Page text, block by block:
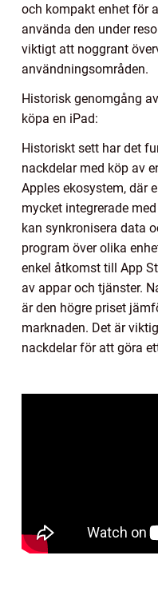
och kompakt enhet för
använda den under
viktigt att noggrant
användningsområden.
Historisk genomgång
köpa en iPad:
Historiskt sett har det
nackdelar med köp av
Apples ekosystem, där
mycket integrerade
kan synkronisera data
program över olika
enkel åtkomst till App
av appar och tjänster.
är den högre priset
marknaden. Det är
nackdelar för att göra